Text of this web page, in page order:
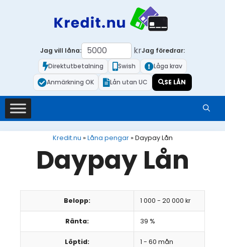
Jag vill låna: krJag föredrar:
Direktutbetalning
Swish
Låga krav
Anmärkning OK
Lån utan UC SE LÅN
Kredit.nu » Låna pengar» Daypay Lån
Daypay Lån
Belopp: 1 000 - 20 000 kr
Ränta: 39 %
Löptid: 1 - 60 mån